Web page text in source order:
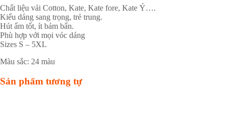
Chất liệu vải Cotton, Kate, Kate fore, Kate Ý….
Kiểu dáng sang trọng, trẻ trung.
Hút ẩm tốt, ít bám bẩn.
Phù hợp với mọi vóc dáng
Sizes S – 5XL
Màu sắc: 24 màu
Sản phẩm tương tự